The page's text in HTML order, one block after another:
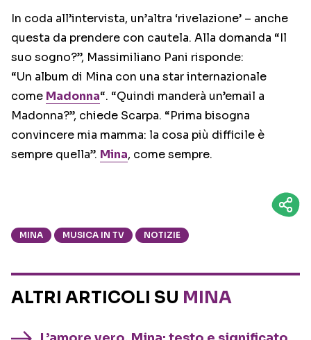
In coda all’intervista, un’altra ‘rivelazione’ – anche
questa da prendere con cautela. Alla domanda “Il
suo sogno?”, Massimiliano Pani risponde:
“Un album di Mina con una star internazionale
come Madonna“. “Quindi manderà un’email a
Madonna?”, chiede Scarpa. “Prima bisogna
convincere mia mamma: la cosa più difficile è
sempre quella”. Mina, come sempre.
MINA MUSICA IN TV NOTIZIE
ALTRI ARTICOLI SU MINA